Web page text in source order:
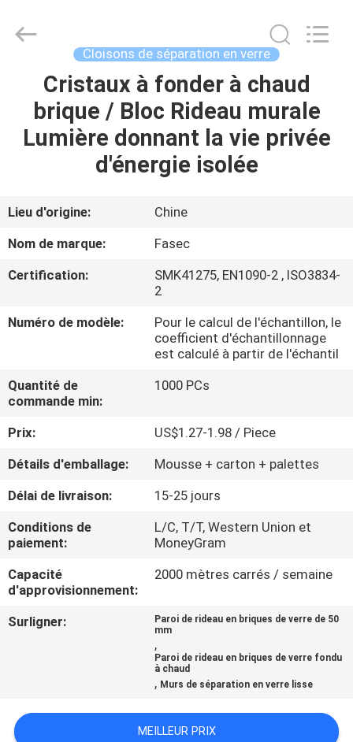
MAISON
PRODUITS
SUJET
DE
NOUS
VISITE
CONTRÔLE
QUALITÉ
CONTACTEZ-
NOUS
NOUVELLES
CAS
CITATION
FASEC
Buildings
Cloisons de séparation en verre
Cristaux à fonder à chaud
brique / Bloc Rideau murale
Lumière donnant la vie privée
d'énergie isolée
Lieu d'origine:
Chine
Nom de marque:
Fasec
Certification:
SMK41275, EN1090-2 , ISO3834-
2
Numéro de modèle:
Pour le calcul de l'échantillon, le
coefficient d'échantillonnage
est calculé à partir de l'échantil
Quantité de
commande min:
1000 PCs
Prix:
US$1.27-1.98 / Piece
Détails d'emballage:
Mousse + carton + palettes
Délai de livraison:
15-25 jours
Conditions de
paiement:
L/C, T/T, Western Union et
MoneyGram
Capacité
d'approvisionnement:
2000 mètres carrés / semaine
Surligner:
Paroi de rideau en briques de verre de 50
mm
,
Paroi de rideau en briques de verre fondu
à chaud
, Murs de séparation en verre lisse
MEILLEUR PRIX